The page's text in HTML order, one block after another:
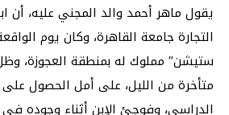
يقول ماهر أحمد والد المجني عليه، أن
التجارة جامعة القاهرة، وكان يوم
ستيشن” مملوك له بمنطقة العجوزة،
متأخرة من الليل، على أمل الحصول
الدراسى، وفوجئ الإبن أثناء وجوده